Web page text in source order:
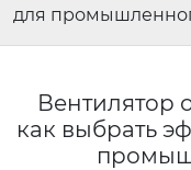
для
Вентилятор
как выбрать